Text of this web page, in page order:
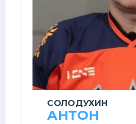
СОЛОДУХИН
АНТОН